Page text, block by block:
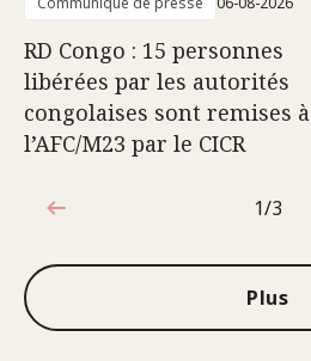
RD Congo : 15 personnes
libérées par les autorités
congolaises sont remises à
l’AFC/M23 par le CICR
1sur3
1/3
Plus